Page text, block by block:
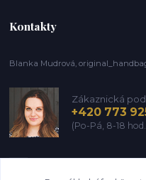
Kontakty
Blanka Mudrová,
Zákaznická
+420 773
(Po-Pá, 8-18